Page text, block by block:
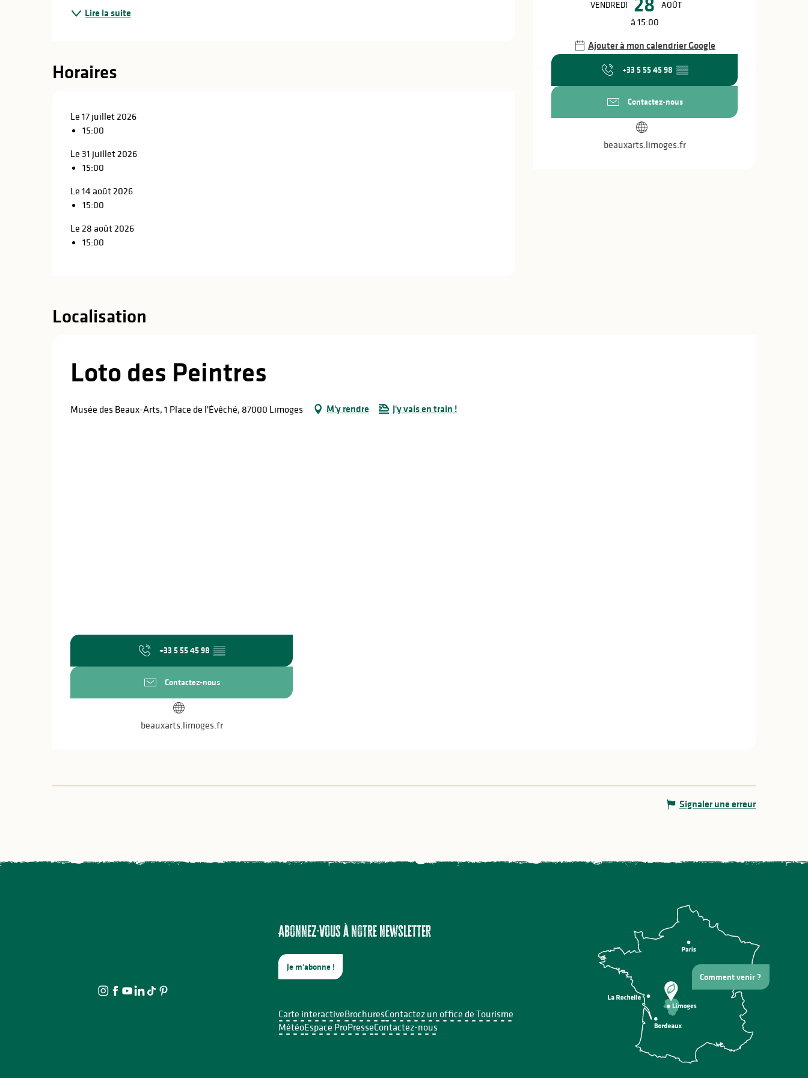
VENDREDI AOÛT
à 15:00
Ajouter à mon calendrier Google
+33 5 55 45 98 ▒▒
Contactez-nous
beauxarts.limoges.fr
Lire la suite
Horaires
Le 17 juillet 2026
15:00
Le 31 juillet 2026
15:00
Le 14 août 2026
15:00
Le 28 août 2026
15:00
Localisation
Loto des Peintres
Musée des Beaux-Arts, 1 Place de l'Évêché, 87000 Limoges M'y rendre J'y vais en train !
+33 5 55 45 98 ▒▒
Contactez-nous
beauxarts.limoges.fr
Signaler une erreur
Abonnez-vous à notre newsletter
Je m'abonne !
Carte interactiveBrochuresContactez un office de Tourisme
MétéoEspace ProPresseContactez-nous
Comment venir ?